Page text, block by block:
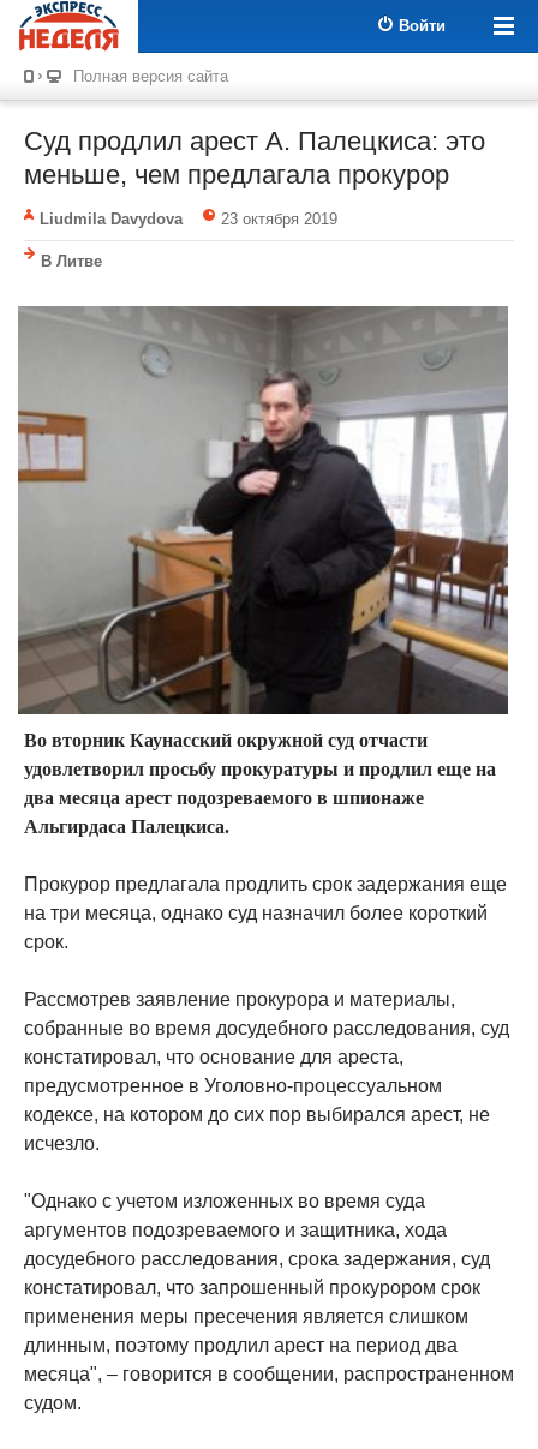
Войти
Полная версия сайта
Суд продлил арест А. Палецкиса: это
меньше, чем предлагала прокурор
Liudmila Davydova 23 октября 2019
В Литве
Во вторник Каунасский окружной суд отчасти
удовлетворил просьбу прокуратуры и продлил еще на
два месяца арест подозреваемого в шпионаже
Альгирдаса Палецкиса.
Прокурор предлагала продлить срок задержания еще
на три месяца, однако суд назначил более короткий
срок.
Рассмотрев заявление прокурора и материалы,
собранные во время досудебного расследования, суд
констатировал, что основание для ареста,
предусмотренное в Уголовно-процессуальном
кодексе, на котором до сих пор выбирался арест, не
исчезло.
"Однако с учетом изложенных во время суда
аргументов подозреваемого и защитника, хода
досудебного расследования, срока задержания, суд
констатировал, что запрошенный прокурором срок
применения меры пресечения является слишком
длинным, поэтому продлил арест на период два
месяца", – говорится в сообщении, распространенном
судом.